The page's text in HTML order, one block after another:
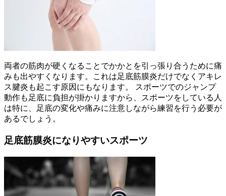
両者の筋肉が硬くなることでかかとを引っ張り合うために痛
みも出やすくなります。これは足底筋膜炎だけでなくアキレ
ス腱炎も起こす原因にもなります。 スポーツでのジャンプ
動作も足底に負担が掛かりますから、スポーツをしている人
は特に、足底の変化や痛みに注意しながら練習を行う必要が
あるでしょう。
足底筋膜炎になりやすいスポーツ